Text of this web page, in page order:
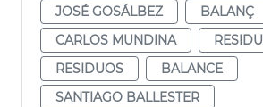
JOSÉ GOSÁLBEZ
BALANÇ
CARLOS MUNDINA
RESIDUOS
BALANCE
SANTIAGO BALLESTER